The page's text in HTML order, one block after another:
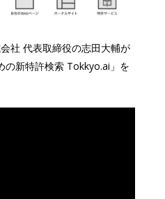
社 代表取締役の志田大輔が
の新特許検索 Tokkyo.ai」を